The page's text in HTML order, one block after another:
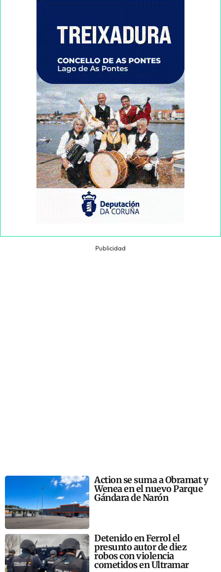
Publicidad
Action se suma a Obramat y
Wenea en el nuevo Parque
Gándara de Narón
Detenido en Ferrol el
presunto autor de diez
robos con violencia
cometidos en Ultramar